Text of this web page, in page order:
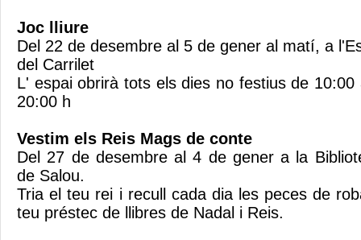
Joc lliure
Del 22 de desembre al 5 de gener al matí, a
del Carrilet
L' espai obrirà tots els dies no festius de
20:00 h
Vestim els Reis Mags de conte
Del 27 de desembre al 4 de gener a la
de Salou.
Tria el teu rei i recull cada dia les peces de
teu préstec de llibres de Nadal i Reis.